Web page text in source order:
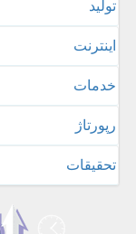
تولید
اینترنت
خدمات
رپورتاژ
تحقیقات